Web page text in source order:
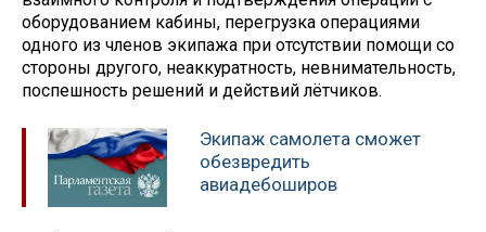
оборудованием кабины, перегрузка операциями
одного из членов экипажа при отсутствии помощи со
стороны другого, неаккуратность, невнимательность,
поспешность решений и действий лётчиков.
Экипаж самолета сможет
обезвредить
авиадебоширов